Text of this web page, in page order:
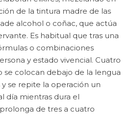
de la tintura madre de las
alcohol o coñac, que actúa
Es habitual que tras una
o combinaciones
y estado vivencial. Cuatro
se colocan debajo de la lengua
se repite la operación un
día mientras dura el
de tres a cuatro